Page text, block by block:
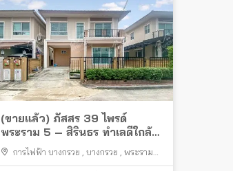
(ขายแล้ว) ภัสสร 39 ไพรด์
พระราม 5 – สิรินธร ทำเลดีใกล้
รถไฟฟ้า พร้อมอยู่
การไฟฟ้า บางกรวย บางกรวย
พระราม
5 , วัดชลอ , ถนนบางกรวย ไทรน้อย